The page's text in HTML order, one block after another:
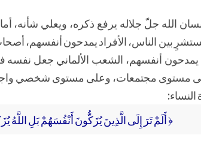
الله جلّ جلاله يرفع ذكره، ويعلي شأنه،
بين الناس، الأفراد يمدحون أنفسهم،
يمدحون أنفسهم، الشعب الألماني جعل
مستوى مجتمعات، وعلى مستوى شخصي
﴿ أَلَمْ تَرَ إِلَى الَّذِينَ يُزَكُّونَ أَنْفُسَهُمْ بَلِ اللَّهُ